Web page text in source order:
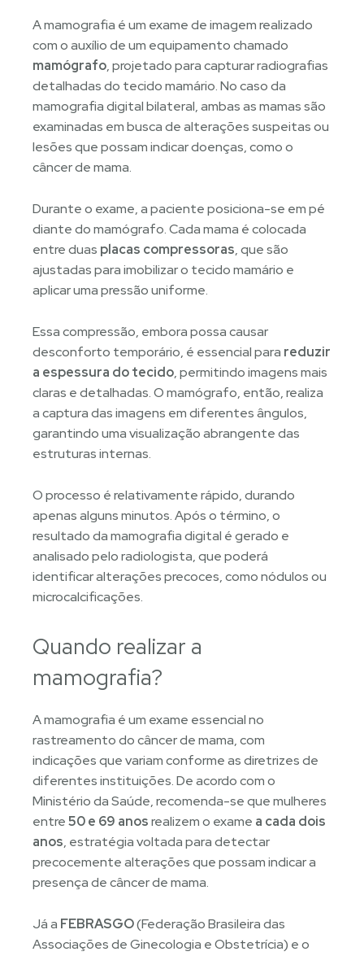
A mamografia é um exame de imagem realizado
com o auxílio de um equipamento chamado
mamógrafo, projetado para capturar radiografias
detalhadas do tecido mamário. No caso da
mamografia digital bilateral, ambas as mamas são
examinadas em busca de alterações suspeitas ou
lesões que possam indicar doenças, como o
câncer de mama.
Durante o exame, a paciente posiciona-se em pé
diante do mamógrafo. Cada mama é colocada
entre duas placas compressoras, que são
ajustadas para imobilizar o tecido mamário e
aplicar uma pressão uniforme.
Essa compressão, embora possa causar
desconforto temporário, é essencial para reduzir
a espessura do tecido, permitindo imagens mais
claras e detalhadas. O mamógrafo, então, realiza
a captura das imagens em diferentes ângulos,
garantindo uma visualização abrangente das
estruturas internas.
O processo é relativamente rápido, durando
apenas alguns minutos. Após o término, o
resultado da mamografia digital é gerado e
analisado pelo radiologista, que poderá
identificar alterações precoces, como nódulos ou
microcalcificações.
Quando realizar a
mamografia?
A mamografia é um exame essencial no
rastreamento do câncer de mama, com
indicações que variam conforme as diretrizes de
diferentes instituições. De acordo com o
Ministério da Saúde, recomenda-se que mulheres
entre50 e 69 anosrealizem o exame a cada dois
anos, estratégia voltada para detectar
precocemente alterações que possam indicar a
presença de câncer de mama.
Já a FEBRASGO(Federação Brasileira das
Associações de Ginecologia e Obstetrícia) e o